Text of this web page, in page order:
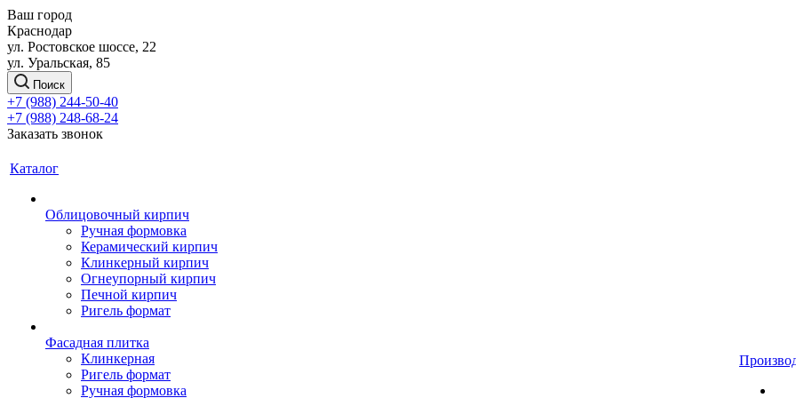
Ваш город
Краснодар
ул. Ростовское шоссе, 22
ул. Уральская, 85
Поиск
+7 (988) 244-50-40
+7 (988) 248-68-24
Заказать звонок
Каталог
Облицовочный кирпич
Ручная формовка
Керамический кирпич
Клинкерный кирпич
Огнеупорный кирпич
Печной кирпич
Ригель формат
Фасадная плитка
Клинкерная
Ригель формат
Ручная формовка